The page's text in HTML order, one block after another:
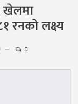
खेलमा
रनको लक्ष्य
0